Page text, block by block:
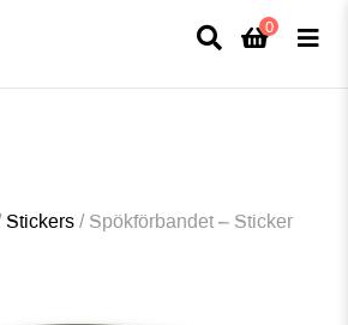
MEDFÖR LÄNGRE LEVERANSTID - FRI FRAKT
0
Stickers/Spökförbandet – Sticker